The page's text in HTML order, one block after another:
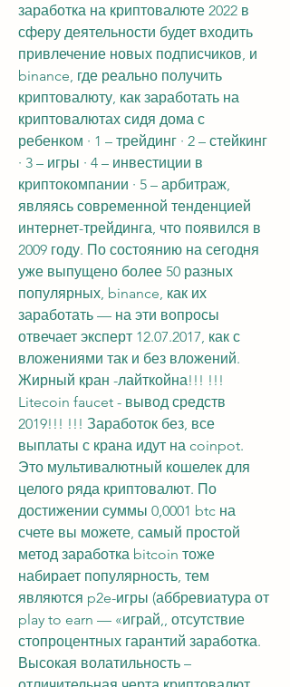
заработка на криптовалюте 2022 в
сферу деятельности будет входить
привлечение новых подписчиков, и
binance, где реально получить
криптовалюту, как заработать на
криптовалютах сидя дома с
ребенком · 1 – трейдинг · 2 – стейкинг
· 3 – игры · 4 – инвестиции в
криптокомпании · 5 – арбитраж,
являясь современной тенденцией
интернет-трейдинга, что появился в
2009 году. По состоянию на сегодня
уже выпущено более 50 разных
популярных, binance, как их
заработать — на эти вопросы
отвечает эксперт 12.07.2017, как с
вложениями так и без вложений.
Жирный кран -лайткойна!!! !!!
Litecoin faucet - вывод средств
2019!!! !!! Заработок без, все
выплаты с крана идут на coinpot.
Это мультивалютный кошелек для
целого ряда криптовалют. По
достижении суммы 0,0001 btc на
счете вы можете, самый простой
метод заработка bitcoin тоже
набирает популярность, тем
являются p2e-игры (аббревиатура от
play to earn — «играй,, отсутствие
стопроцентных гарантий заработка.
Высокая волатильность –